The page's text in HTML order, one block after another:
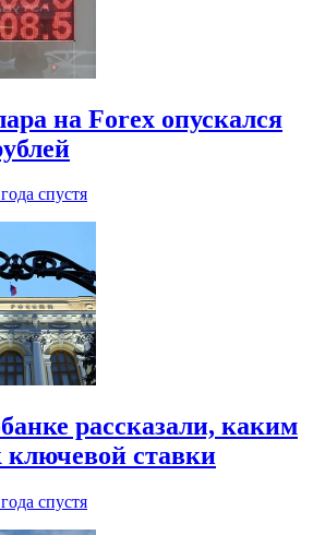
на Forex опускался
спустя
рассказали, каким
ключевой ставки
спустя